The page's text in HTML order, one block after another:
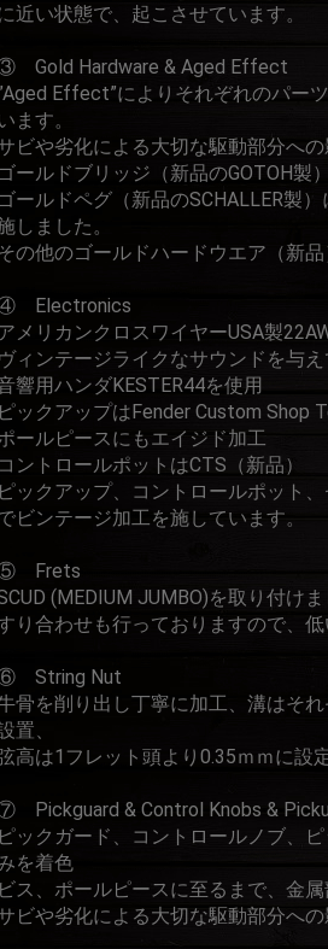
近い状態で、起こさせています。
Gold Hardware & Aged Effect
Effect”によりそれぞれのパー
ます。
ビや劣化による大切な駆動部分へ
ゴールドブリッジ（新品のGOTOH製
ゴールドペグ（新品のSCHALLER製
しました。
の他のゴールドハードウエア（新
Electronics
メリカンクロスワイヤーUSA製
ヴィンテージライクなサウンドを与え
響用ハンダKESTER44を使用
ピックアップはFender Custom Shop
ールピースにもエイジド加工
コントロールポットはCTS（新品）
ピックアップ、コントロールポット
ビンテージ加工を施しています。
Frets
(MEDIUM JUMBO)を取り付けま
り合わせも行っておりますので、低
String Nut
骨を削り出し丁寧に加工、溝はそ
置、
高は1フレット頭より0.35ｍｍに設定
Pickguard & Control Knobs &
ピックガード、コントロールノブ、
を着色
ビス、ポールピースに至るまで、金
ビや劣化による大切な駆動部分へ